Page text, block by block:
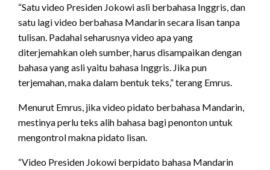
“Satu video Presiden Jokowi asli berbahasa Inggris, dan
satu lagi video berbahasa Mandarin secara lisan tanpa
tulisan. Padahal seharusnya video apa yang
diterjemahkan oleh sumber, harus disampaikan dengan
bahasa yang asli yaitu bahasa Inggris. Jika pun
terjemahan, maka dalam bentuk teks,” terang Emrus.
Menurut Emrus, jika video pidato berbahasa Mandarin,
mestinya perlu teks alih bahasa bagi penonton untuk
mengontrol makna pidato lisan.
“Video Presiden Jokowi berpidato bahasa Mandarin